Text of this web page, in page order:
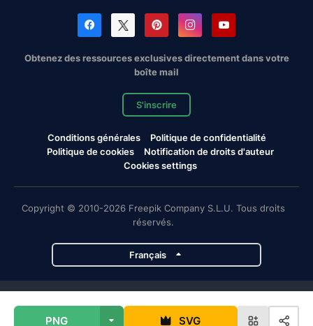
PNG SVG
Obtenez des ressources exclusives directement dans votre
boîte mail
S'inscrire
Conditions générales
Politique de confidentialité
Politique de cookies
Notification de droits d'auteur
Cookies settings
Copyright © 2010-2026 Freepik Company S.L.U. Tous droits
réservés.
Français